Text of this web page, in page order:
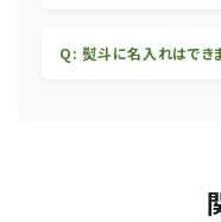
Q: 熨斗に名入れはでき